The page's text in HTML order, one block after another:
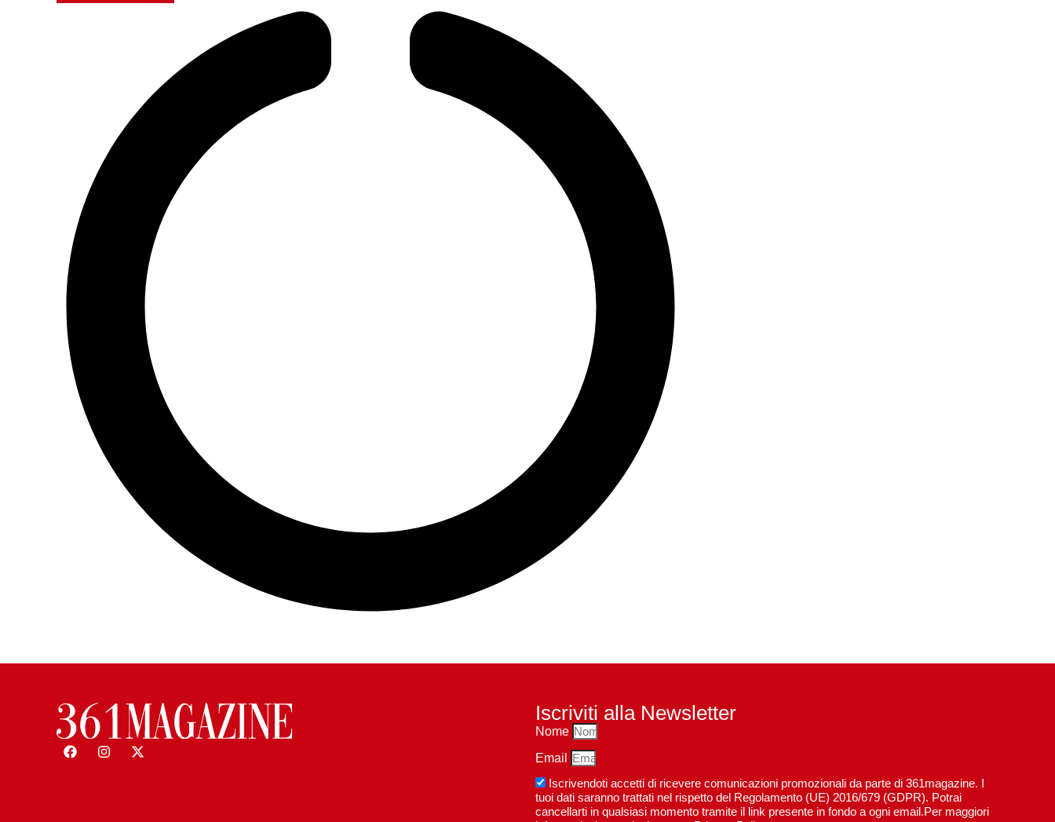
Iscriviti alla Newsletter
Nome
Email
Iscrivendoti accetti di ricevere comunicazioni promozionali da parte di 361magazine. I
tuoi dati saranno trattati nel rispetto del Regolamento (UE) 2016/679 (GDPR). Potrai
cancellarti in qualsiasi momento tramite il link presente in fondo a ogni email.Per maggiori